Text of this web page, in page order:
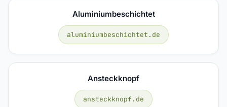
Aluminiumbeschichtet
aluminiumbeschichtet.de
Ansteckknopf
ansteckknopf.de